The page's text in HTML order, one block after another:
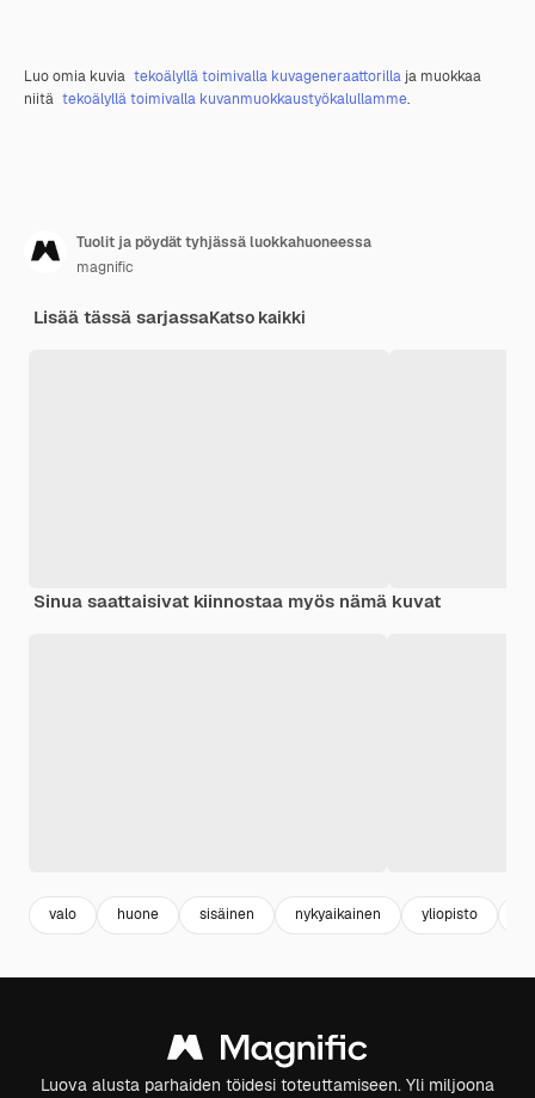
Luo omia kuvia tekoälyllä toimivalla kuvageneraattorilla ja muokkaa
niitä tekoälyllä toimivalla kuvanmuokkaustyökalullamme.
Tuolit ja pöydät tyhjässä luokkahuoneessa
magnific
Lisää tässä sarjassaKatso kaikki
Sinua saattaisivat kiinnostaa myös nämä kuvat
valo huone sisäinen nykyaikainen yliopisto
Luova alusta parhaiden töidesi toteuttamiseen. Yli miljoona